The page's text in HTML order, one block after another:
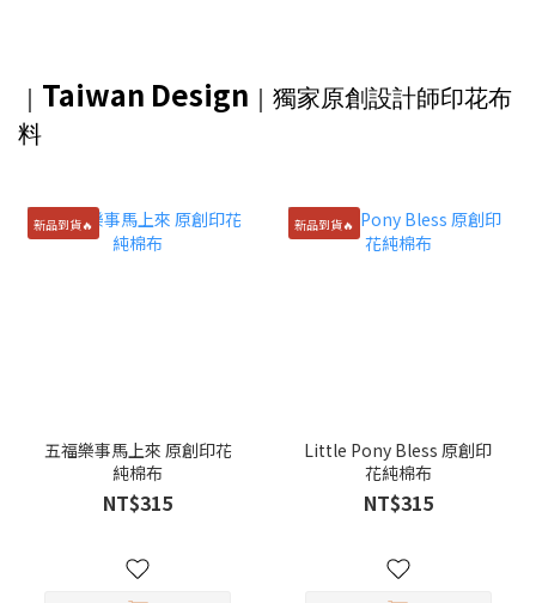
｜ Taiwan Design ｜獨家原創設計師印花布
料
新品到貨🔥
五福樂事馬上來 原創印花
純棉布
NT$315
新品到貨🔥
Little Pony Bless 原創印
花純棉布
NT$315